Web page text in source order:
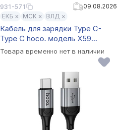
931-571
09.08.2026
ЕКБ ×
МСК × ВЛД ×
Кабель для зарядки Type C-
Type C hoco. модель X59
Victory, 60Вт, 1 м, черный
Товара временно нет в наличии